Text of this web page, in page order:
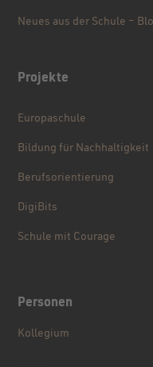
Neues aus der Schule –
Projekte
Europaschule
Bildung für Nachhaltigkeit
Berufsorientierung
DigiBits
Schule mit Courage
Personen
Kollegium